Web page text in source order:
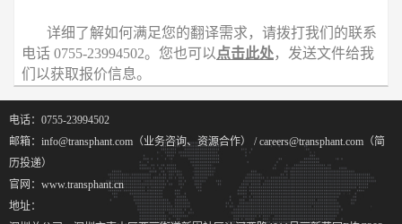
详细了解如何满足您的翻译需求，请拨打我们的联系
电话 0755-23994502。您也可以 点击此处，发送文件给我
们以获取报价信息。
电话：0755-23994502
邮箱：info@transphant.com（业务咨询、资源合作） / careers@transphant.com（简
历投递）
官网：www.transphant.cn
地址：